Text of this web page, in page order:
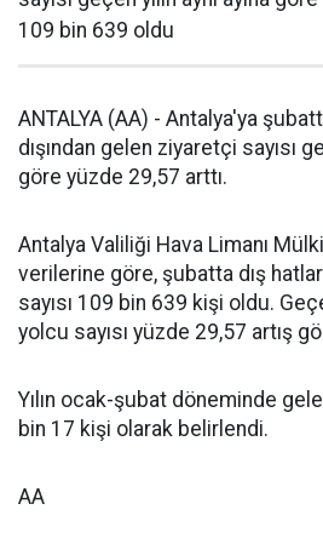
109 bin 639 oldu
ANTALYA (AA) - Antalya'ya
dışından gelen ziyaretçi sayısı
göre yüzde 29,57 arttı.
Antalya Valiliği Hava Limanı
verilerine göre, şubatta dış
sayısı 109 bin 639 kişi oldu.
yolcu sayısı yüzde 29,57 artış
Yılın ocak-şubat döneminde
bin 17 kişi olarak belirlendi.
AA